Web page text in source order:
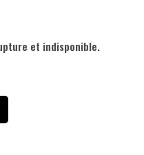
et indisponible.